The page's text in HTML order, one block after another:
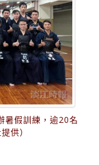
暑假訓練，逾20名
供）